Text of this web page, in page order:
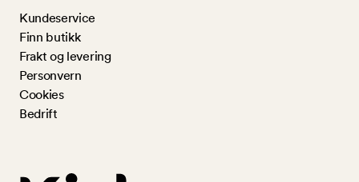
Kundeservice
Finn butikk
Frakt og levering
Personvern
Cookies
Bedrift